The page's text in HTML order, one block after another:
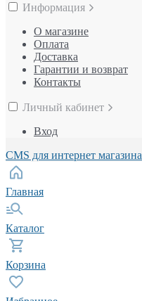
Информация
О магазине
Оплата
Доставка
Гарантии и возврат
Контакты
Личный кабинет
Вход
CMS для интернет магазина
Главная
Каталог
Корзина